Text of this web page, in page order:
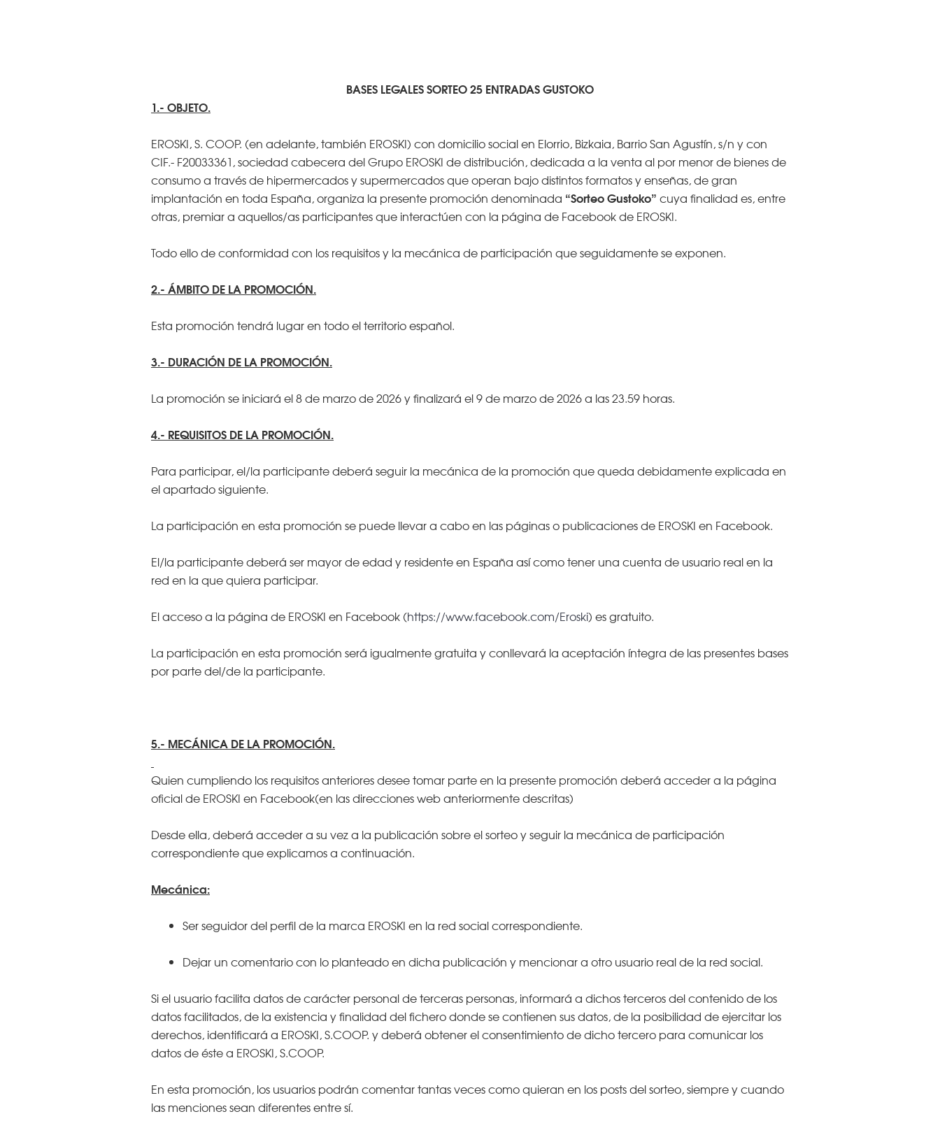
BASES LEGALES SORTEO 25 ENTRADAS GUSTOKO
1.- OBJETO.
EROSKI, S. COOP. (en adelante, también EROSKI) con domicilio social en Elorrio, Bizkaia, Barrio San Agustín, s/n y con
CIF.- F20033361, sociedad cabecera del Grupo EROSKI de distribución, dedicada a la venta al por menor de bienes de
consumo a través de hipermercados y supermercados que operan bajo distintos formatos y enseñas, de gran
implantación en toda España, organiza la presente promoción denominada “Sorteo Gustoko” cuya finalidad es, entre
otras, premiar a aquellos/as participantes que interactúen con la página de Facebook de EROSKI.
Todo ello de conformidad con los requisitos y la mecánica de participación que seguidamente se exponen.
2.- ÁMBITO DE LA PROMOCIÓN.
Esta promoción tendrá lugar en todo el territorio español.
3.- DURACIÓN DE LA PROMOCIÓN.
La promoción se iniciará el 8 de marzo de 2026 y finalizará el 9 de marzo de 2026 a las 23.59 horas.
4.- REQUISITOS DE LA PROMOCIÓN.
Para participar, el/la participante deberá seguir la mecánica de la promoción que queda debidamente explicada en
el apartado siguiente.
La participación en esta promoción se puede llevar a cabo en las páginas o publicaciones de EROSKI en Facebook.
El/la participante deberá ser mayor de edad y residente en España así como tener una cuenta de usuario real en la
red en la que quiera participar.
El acceso a la página de EROSKI en Facebook (https://www.facebook.com/Eroski) es gratuito.
La participación en esta promoción será igualmente gratuita y conllevará la aceptación íntegra de las presentes bases
por parte del/de la participante.
5.- MECÁNICA DE LA PROMOCIÓN.
Quien cumpliendo los requisitos anteriores desee tomar parte en la presente promoción deberá acceder a la página
oficial de EROSKI en Facebook(en las direcciones web anteriormente descritas)
Desde ella, deberá acceder a su vez a la publicación sobre el sorteo y seguir la mecánica de participación
correspondiente que explicamos a continuación.
Mecánica:
Ser seguidor del perfil de la marca EROSKI en la red social correspondiente.
Dejar un comentario con lo planteado en dicha publicación y mencionar a otro usuario real de la red social.
Si el usuario facilita datos de carácter personal de terceras personas, informará a dichos terceros del contenido de los
datos facilitados, de la existencia y finalidad del fichero donde se contienen sus datos, de la posibilidad de ejercitar los
derechos, identificará a EROSKI, S.COOP. y deberá obtener el consentimiento de dicho tercero para comunicar los
datos de éste a EROSKI, S.COOP.
En esta promoción, los usuarios podrán comentar tantas veces como quieran en los posts del sorteo, siempre y cuando
las menciones sean diferentes entre sí.